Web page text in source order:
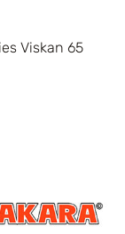
Viskan 65